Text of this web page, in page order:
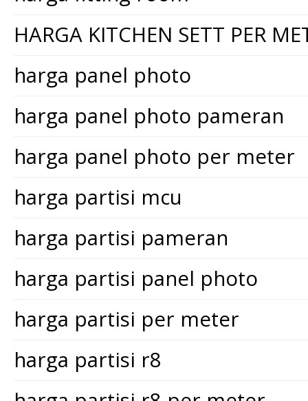
HARGA KITCHEN SETT PER
harga panel photo
harga panel photo pameran
harga panel photo per meter
harga partisi mcu
harga partisi pameran
harga partisi panel photo
harga partisi per meter
harga partisi r8